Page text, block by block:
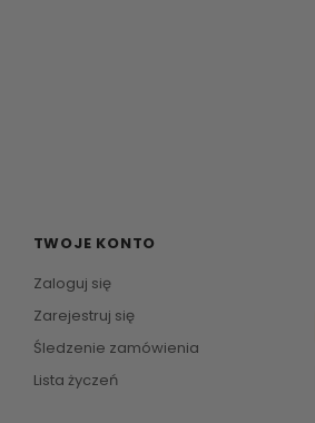
TWOJE KONTO
Zaloguj się
Zarejestruj się
Śledzenie zamówienia
Lista życzeń